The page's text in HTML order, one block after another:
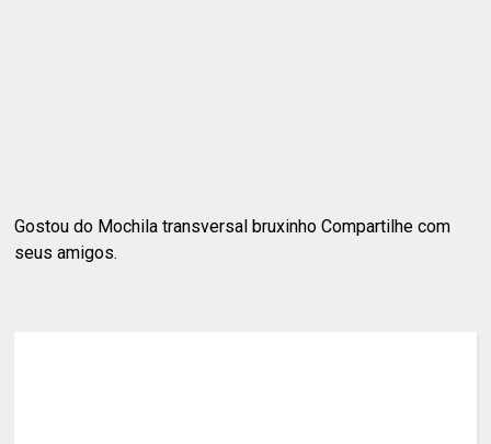
Gostou do Mochila transversal bruxinho Compartilhe com
seus amigos.